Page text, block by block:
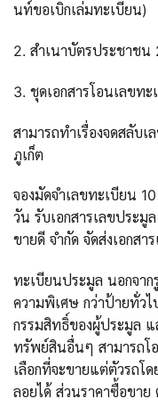
นท์ขอเบิกเล่มทะเบียน)
2. สำเนาบัตรประชาชน
3. ชุดเอกสารโอนเลขท
สามารถทำเรื่องจดสลับ
ภูเก็ต
จองมัดจำเลขทะเบียน
วัน รับเอกสารเลขประ
ขายดี จำกัด จัดส่งเอกส
ทะเบียนประมูล นอกจา
ความพิเศษ กว่าป้ายทั่ว
กรรมสิทธิ์ของผู้ประมูล
ทรัพย์สินอื่นๆ สามารถโ
เลือกที่จะขายแต่ตัวรถโ
ลอยได้ ส่วนราคาซื้อขา